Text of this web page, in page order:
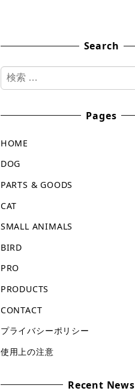
Search
検
索
Pages
HOME
DOG
PARTS & GOODS
CAT
SMALL ANIMALS
BIRD
PRO
PRODUCTS
CONTACT
プライバシーポリシー
使用上の注意
Recent News